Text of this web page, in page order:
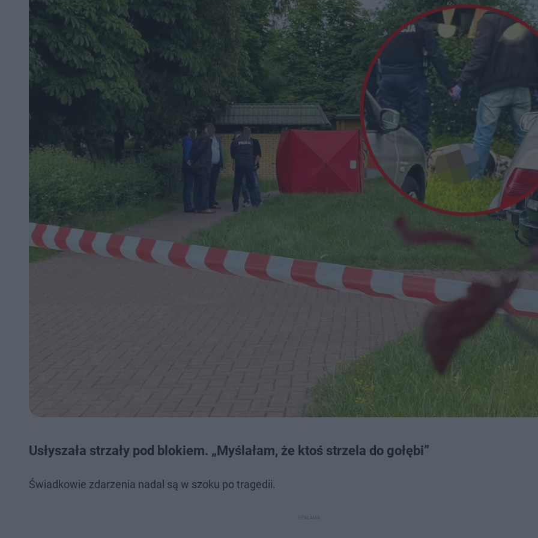
Usłyszała strzały pod blokiem. „Myślałam, że ktoś strzela do gołębi”
Świadkowie zdarzenia nadal są w szoku po tragedii.